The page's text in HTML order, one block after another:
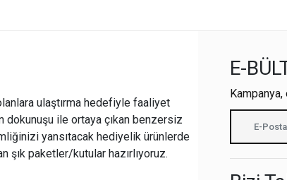
ulaştırma hedefiyle faaliyet
ile ortaya çıkan benzersiz
yansıtacak hediyelik ürünlerde
şık paketler/kutular hazırlıyoruz.
E-